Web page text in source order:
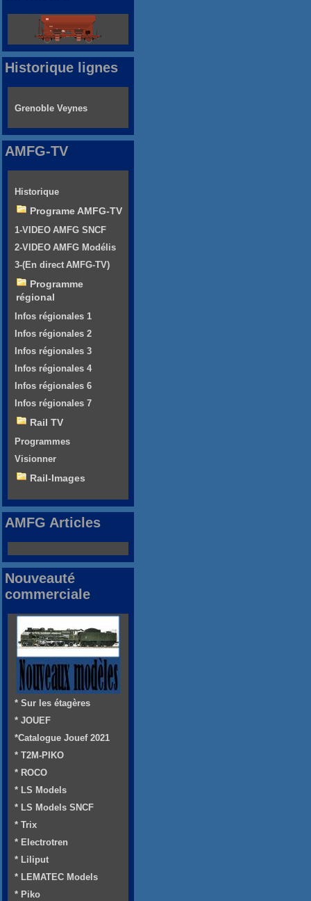
Historique lignes
Grenoble Veynes
AMFG-TV
Historique
Programe AMFG-TV
1-VIDEO AMFG SNCF
2-VIDEO AMFG Modélis
3-(En direct AMFG-TV)
Programme
régional
Infos régionales 1
Infos régionales 2
Infos régionales 3
Infos régionales 4
Infos régionales 6
Infos régionales 7
Rail TV
Programmes
Visionner
Rail-Images
AMFG Articles
Nouveauté
commerciale
* Sur les étagères
* JOUEF
*Catalogue Jouef 2021
* T2M-PIKO
* ROCO
* LS Models
* LS Models SNCF
* Trix
* Electrotren
* Liliput
* LEMATEC Models
* Piko